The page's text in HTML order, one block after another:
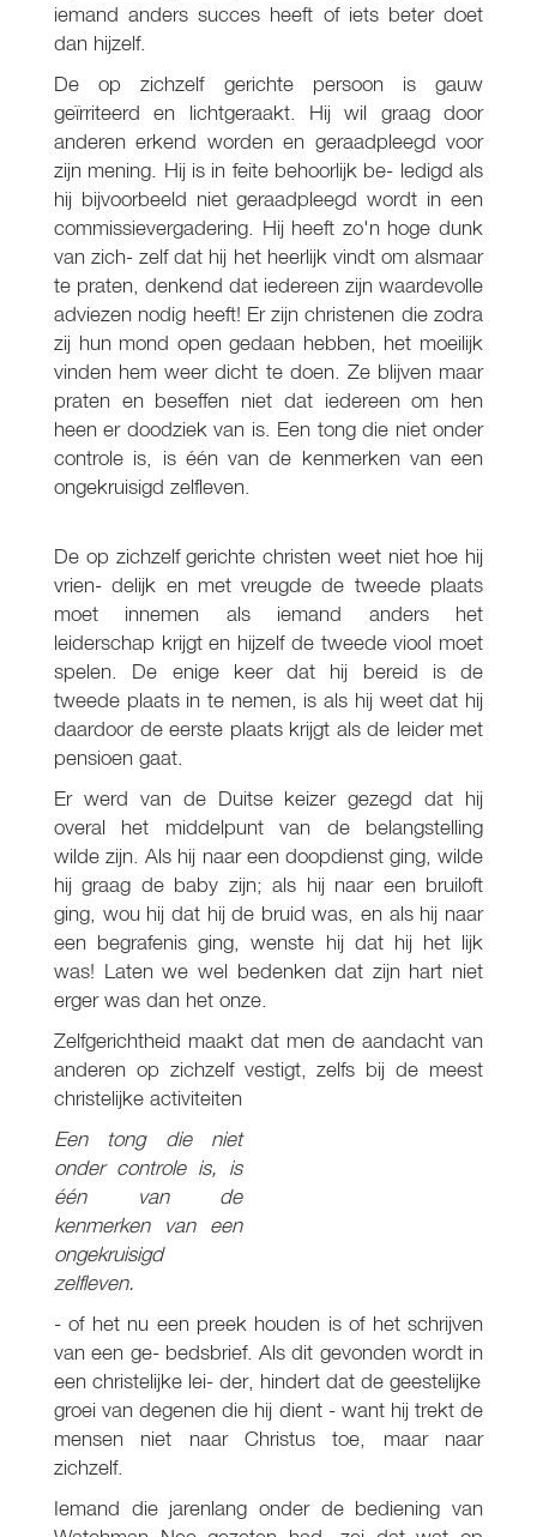
iemand anders succes heeft of iets beter doet
dan hijzelf.
De op zichzelf gerichte persoon is gauw
geïrriteerd en lichtgeraakt. Hij wil graag door
anderen erkend worden en geraadpleegd voor
zijn mening. Hij is in feite behoorlijk be- ledigd als
hij bijvoorbeeld niet geraadpleegd wordt in een
commissievergadering. Hij heeft zo'n hoge dunk
van zich- zelf dat hij het heerlijk vindt om alsmaar
te praten, denkend dat iedereen zijn waardevolle
adviezen nodig heeft! Er zijn christenen die zodra
zij hun mond open gedaan hebben, het moeilijk
vinden hem weer dicht te doen. Ze blijven maar
praten en beseffen niet dat iedereen om hen
heen er doodziek van is. Een tong die niet onder
controle is, is één van de kenmerken van een
ongekruisigd zelfleven.
De op zichzelf gerichte christen weet niet hoe hij
vrien- delijk en met vreugde de tweede plaats
moet innemen als iemand anders het
leiderschap krijgt en hijzelf de tweede viool moet
spelen. De enige keer dat hij bereid is de
tweede plaats in te nemen, is als hij weet dat hij
daardoor de eerste plaats krijgt als de leider met
pensioen gaat.
Er werd van de Duitse keizer gezegd dat hij
overal het middelpunt van de belangstelling
wilde zijn. Als hij naar een doopdienst ging, wilde
hij graag de baby zijn; als hij naar een bruiloft
ging, wou hij dat hij de bruid was, en als hij naar
een begrafenis ging, wenste hij dat hij het lijk
was! Laten we wel bedenken dat zijn hart niet
erger was dan het onze.
Zelfgerichtheid maakt dat men de aandacht van
anderen op zichzelf vestigt, zelfs bij de meest
christelijke activiteiten
Een tong die niet
onder controle is, is
één van de
kenmerken van een
ongekruisigd
zelfleven.
- of het nu een preek houden is of het schrijven
van een ge- bedsbrief. Als dit gevonden wordt in
een christelijke lei- der, hindert dat de geestelijke
groei van degenen die hij dient - want hij trekt de
mensen niet naar Christus toe, maar naar
zichzelf.
Iemand die jarenlang onder de bediening van